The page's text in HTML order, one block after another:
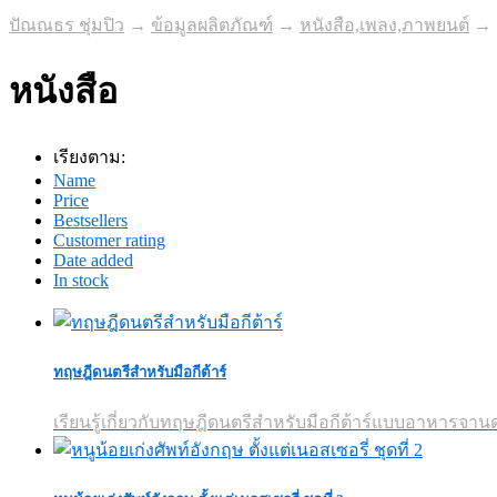
ปัณณธร ชุ่มปิว → ข้อมูลผลิตภัณฑ์ → หนังสือ,เพลง,ภาพยนต์ →
หนังสือ
เรียงตาม:
Name
Price
Bestsellers
Customer rating
Date added
In stock
ทฤษฎีดนตรีสำหรับมือกีต้าร์
เรียนรู้เกี่ยวกับทฤษฎีดนตรีสำหรับมือกีต้าร์แบบอาหารจา